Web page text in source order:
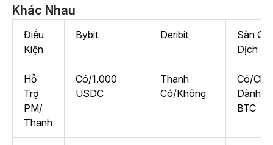
Khác Nhau
Điều
Kiện
Bybit Deribit
Sàn
Dịch
Hỗ
Trợ
PM/
Thanh
Có/1.000
USDC
Thanh
Có/Không
Có/Chỉ
Dành
BTC